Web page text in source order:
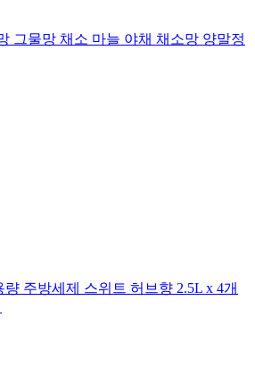
그물망 채소 마늘 야채 채소망 양말정
주방세제 스위트 허브향 2.5L x 4개